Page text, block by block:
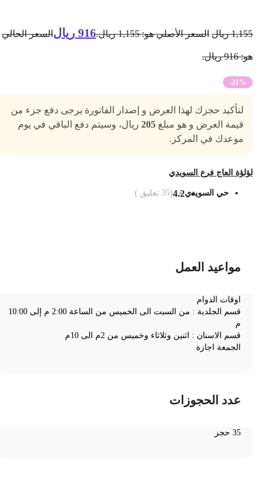
ريال السعر الأصلي هو: 1,155 ريال. 916 ريال السعر الحالي
-21%
لتأكيد حجزك لهذا العرض و إصدار الفاتورة يرجى دفع جزء من
قيمة العرض و هو مبلغ205 ريال، وسيتم دفع الباقي في يوم
موعدك في المركز.
العاج فرع السويدي
حي السويدي4.2
(
35تعليق )
مواعيد العمل
اوقات الدوام
قسم الجلدية : من السبت الى الخميس من الساعة 2:00 م إلى 10:00
قسم الاسنان : اثنين وثلاثاء وخميس من 2م الى 10م
الجمعة اجازة
عدد الحجوزات